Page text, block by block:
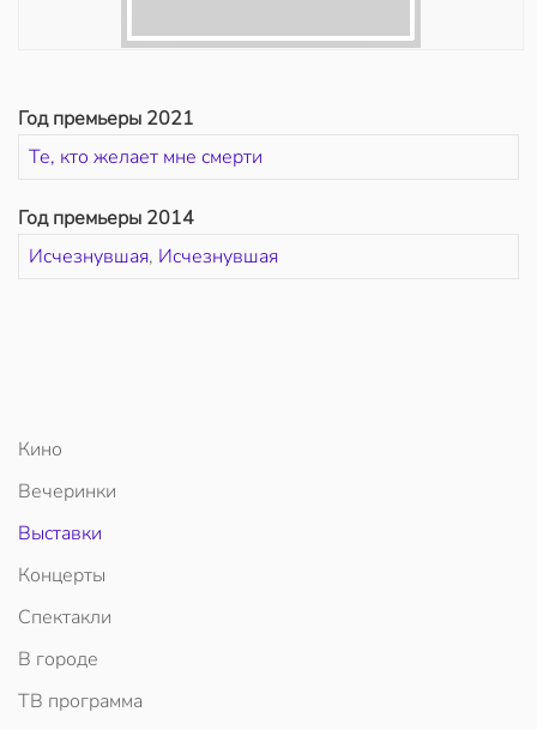
Год премьеры 2021
Те, кто желает мне смерти
Год премьеры 2014
Исчезнувшая, Исчезнувшая
Кино
Вечеринки
Выставки
Концерты
Спектакли
В городе
ТВ программа